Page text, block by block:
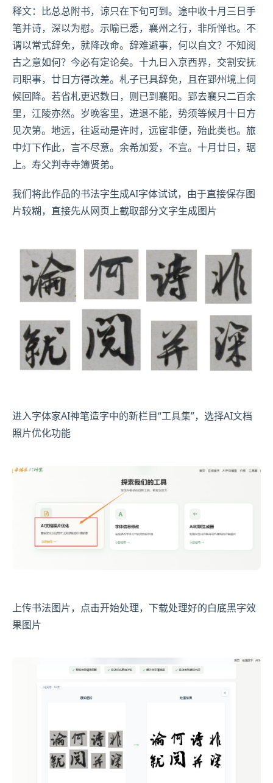
释文：比总总附书，谅只在下旬可到。途中收十月三日手
笔并诗，深以为慰。示喻已悉，襄州之行，非所惮也。不
谓以常式辞免，就降改命。辞难避事，何以自文？不知阅
古之意如何？今必有定论矣。十九日入京西界，交割安抚
司职事，廿日方得改差。札子已具辞免，且在郢州境上伺
候回降。若省札更迟数日，则已到襄阳。郢去襄只二百余
里，江陵亦然。岁晚客里，进退不能，势须等候月十日方
见次第。地远，往返动是许时，远宦非便，殆此类也。旅
中灯下作此，言不尽意。余希加爱，不宣。十月廿日，琚
上。寿父判寺寺簿贤弟。
我们将此作品的书法字生成AI字体试试，由于直接保存图
片较糊，直接先从网页上截取部分文字生成图片
进入字体家AI神笔造字中的新栏目“工具集”，选择AI文档
照片优化功能
上传书法图片，点击开始处理，下载处理好的白底黑字效
果图片